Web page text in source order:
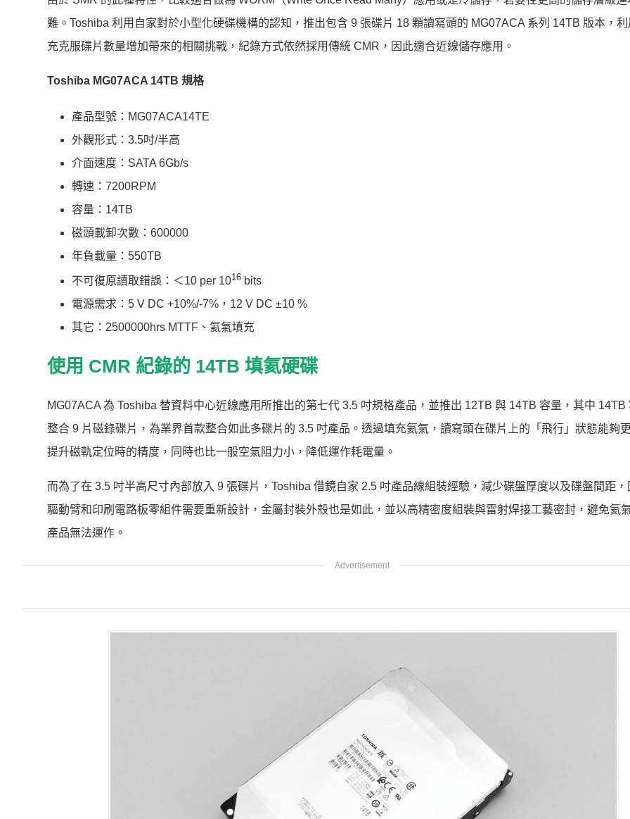
難。Toshiba 利用自家對於小型化硬碟機構的認知，推出包含 9 張碟片 18 顆讀寫頭的 MG07ACA 系列 14TB 版本，
充克服碟片數量增加帶來的相關挑戰，紀錄方式依然採用傳統 CMR，因此適合近線儲存應用。
Toshiba MG07ACA 14TB 規格
產品型號：MG07ACA14TE
外觀形式：3.5吋/半高
介面速度：SATA 6Gb/s
轉速：7200RPM
容量：14TB
磁頭載卸次數：600000
年負載量：550TB
不可復原讀取錯誤：＜10 per 1016 bits
電源需求：5 V DC +10%/-7%，12 V DC ±10 %
其它：2500000hrs MTTF、氦氣填充
使用 CMR 紀錄的 14TB 填氦硬碟
MG07ACA 為 Toshiba 替資料中心近線應用所推出的第七代 3.5 吋規格產品，並推出 12TB 與 14TB 容量，其中 14TB
整合 9 片磁錄碟片，為業界首款整合如此多碟片的 3.5 吋產品。透過填充氦氣，讀寫頭在碟片上的「飛行」狀態能夠
提升磁軌定位時的精度，同時也比一般空氣阻力小，降低運作耗電量。
而為了在 3.5 吋半高尺寸內部放入 9 張碟片，Toshiba 借鏡自家 2.5 吋產品線組裝經驗，減少碟盤厚度以及碟盤間距，
驅動臂和印刷電路板零組件需要重新設計，金屬封裝外殼也是如此，並以高精密度組裝與雷射焊接工藝密封，避免氦
產品無法運作。